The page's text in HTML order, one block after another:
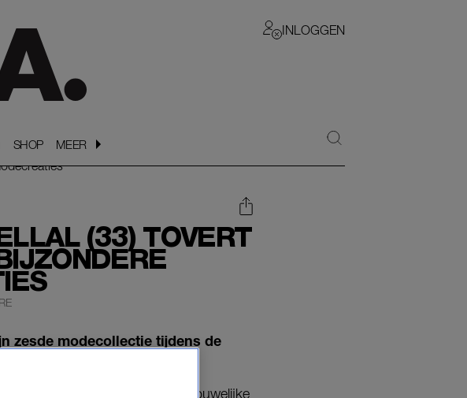
INLOGGEN
SHOP
SHOP MEER
MEER
(33) TOVERT
zesde modecollectie tijdens de
uniformen om tot vrouwelijke